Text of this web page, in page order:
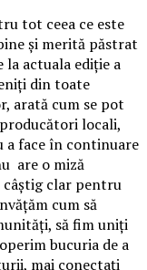
tot ceea ce este
și merită păstrat
la actuala ediție a
din toate
arată cum se pot
locali,
a face în continuare
are o miză
câștig clar pentru
cum să
să fim uniți
bucuria de a
mai conectați